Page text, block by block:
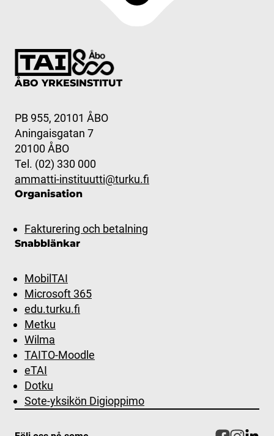
ÅBO YRKESINSTITUT
PB 955, 20101 ÅBO
Aningaisgatan 7
20100 ÅBO
Tel. (02) 330 000
ammatti-instituutti@turku.fi
Organisation
Fakturering och betalning
Snabblänkar
MobilTAI
Microsoft 365
edu.turku.fi
Metku
Wilma
TAITO-Moodle
eTAI
Dotku
Sote-yksikön Digioppimo